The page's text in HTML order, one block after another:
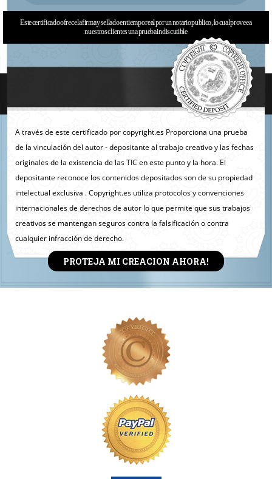
Este certificado ofrece la firma y sellado en tiempo real por un notario publico, lo cual provee a
nuestros clientes una prueba indiscutible
A través de este certificado por copyright.es Proporciona una prueba
de la vinculación del autor - depositante al trabajo creativo y las fechas
originales de la existencia de las TIC en este punto y la hora. El
depositante reconoce los contenidos depositados son de su propiedad
intelectual exclusiva . Copyright.es utiliza protocolos y convenciones
internacionales de derechos de autor lo que permite que sus trabajos
creativos se mantengan seguros contra la falsificación o contra
cualquier infracción de derecho.
PROTEJA MI CREACION AHORA!